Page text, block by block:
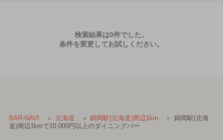
検索結果は0件でした。
条件を変更してお試しください。
BAR-NAVI 北海道 錦岡駅(北海道)周辺1km
錦岡駅(北海
道)周辺1kmで10,000円以上のダイニングバー